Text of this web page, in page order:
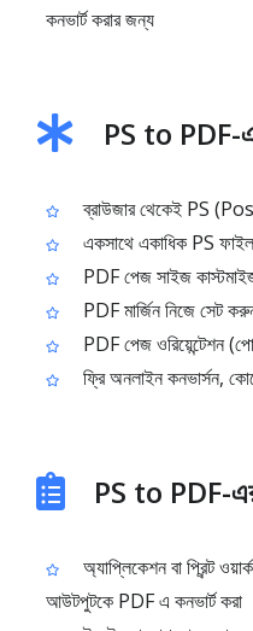
কনভার্ট করার জন্য
PS to PDF-
ব্রাউজার থেকেই PS
একসাথে একাধিক PS ফাইল
PDF পেজ সাইজ
PDF মার্জিন নিজে সেট
PDF পেজ ওরিয়েন্টেশন
ফ্রি অনলাইন কনভার্সন,
PS to PDF-এর
অ্যাপ্লিকেশন বা প্রিন্ট
আউটপুটকে PDF এ কনভার্ট করা